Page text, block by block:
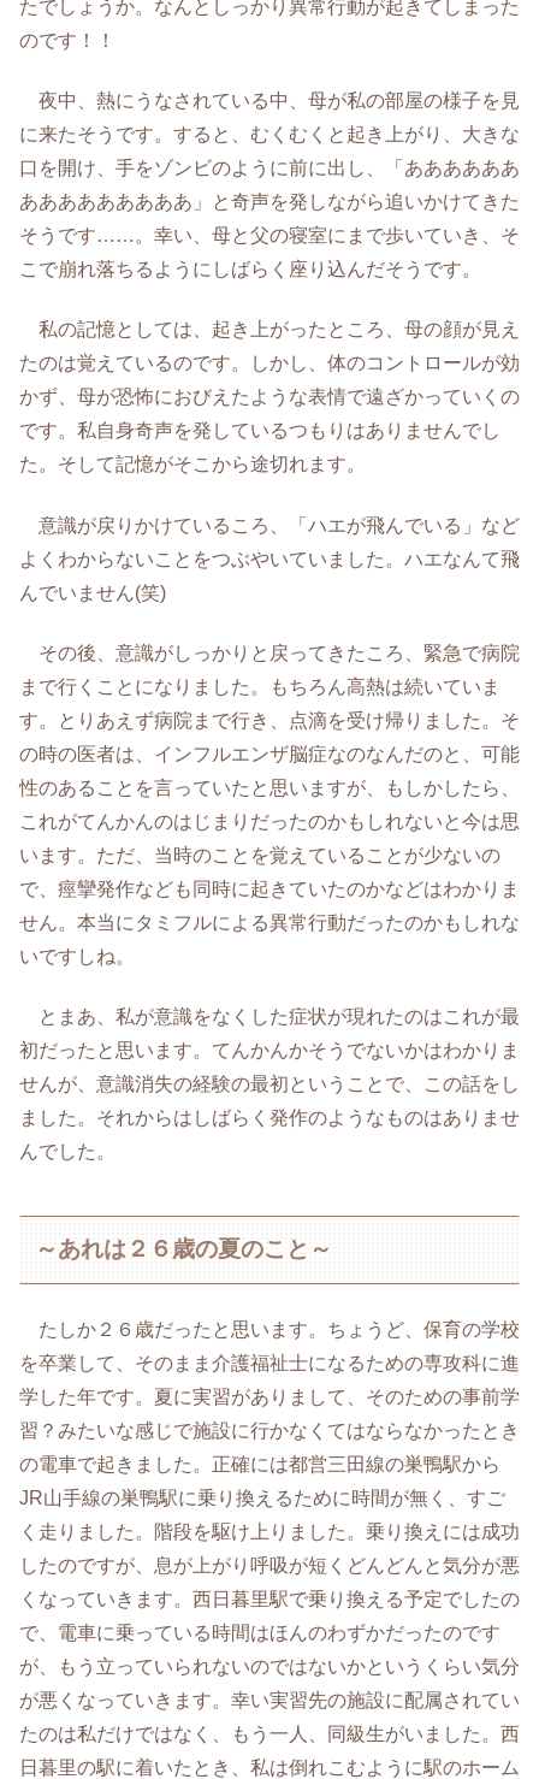
たでしょうか。なんとしっかり異常行動が起きてしまった
のです！！
夜中、熱にうなされている中、母が私の部屋の様子を見
に来たそうです。すると、むくむくと起き上がり、大きな
口を開け、手をゾンビのように前に出し、「ああああああ
あああああああああ」と奇声を発しながら追いかけてきた
そうです……。幸い、母と父の寝室にまで歩いていき、そ
こで崩れ落ちるようにしばらく座り込んだそうです。
私の記憶としては、起き上がったところ、母の顔が見え
たのは覚えているのです。しかし、体のコントロールが効
かず、母が恐怖におびえたような表情で遠ざかっていくの
です。私自身奇声を発しているつもりはありませんでし
た。そして記憶がそこから途切れます。
意識が戻りかけているころ、「ハエが飛んでいる」など
よくわからないことをつぶやいていました。ハエなんて飛
んでいません(笑)
その後、意識がしっかりと戻ってきたころ、緊急で病院
まで行くことになりました。もちろん高熱は続いていま
す。とりあえず病院まで行き、点滴を受け帰りました。そ
の時の医者は、インフルエンザ脳症なのなんだのと、可能
性のあることを言っていたと思いますが、もしかしたら、
これがてんかんのはじまりだったのかもしれないと今は思
います。ただ、当時のことを覚えていることが少ないの
で、痙攣発作なども同時に起きていたのかなどはわかりま
せん。本当にタミフルによる異常行動だったのかもしれな
いですしね。
とまあ、私が意識をなくした症状が現れたのはこれが最
初だったと思います。てんかんかそうでないかはわかりま
せんが、意識消失の経験の最初ということで、この話をし
ました。それからはしばらく発作のようなものはありませ
んでした。
～あれは２６歳の夏のこと～
たしか２６歳だったと思います。ちょうど、保育の学校
を卒業して、そのまま介護福祉士になるための専攻科に進
学した年です。夏に実習がありまして、そのための事前学
習？みたいな感じで施設に行かなくてはならなかったとき
の電車で起きました。正確には都営三田線の巣鴨駅から
JR山手線の巣鴨駅に乗り換えるために時間が無く、すご
く走りました。階段を駆け上りました。乗り換えには成功
したのですが、息が上がり呼吸が短くどんどんと気分が悪
くなっていきます。西日暮里駅で乗り換える予定でしたの
で、電車に乗っている時間はほんのわずかだったのです
が、もう立っていられないのではないかというくらい気分
が悪くなっていきます。幸い実習先の施設に配属されてい
たのは私だけではなく、もう一人、同級生がいました。西
日暮里の駅に着いたとき、私は倒れこむように駅のホーム